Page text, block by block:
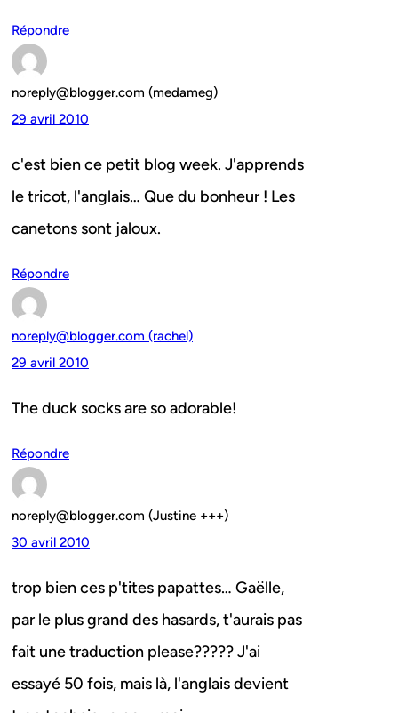
Répondre
noreply@blogger.com (medameg)
29 avril 2010
c'est bien ce petit blog week. J'apprends
le tricot, l'anglais… Que du bonheur ! Les
canetons sont jaloux.
Répondre
noreply@blogger.com (rachel)
29 avril 2010
The duck socks are so adorable!
Répondre
noreply@blogger.com (Justine +++)
30 avril 2010
trop bien ces p'tites papattes… Gaëlle,
par le plus grand des hasards, t'aurais pas
fait une traduction please????? J'ai
essayé 50 fois, mais là, l'anglais devient